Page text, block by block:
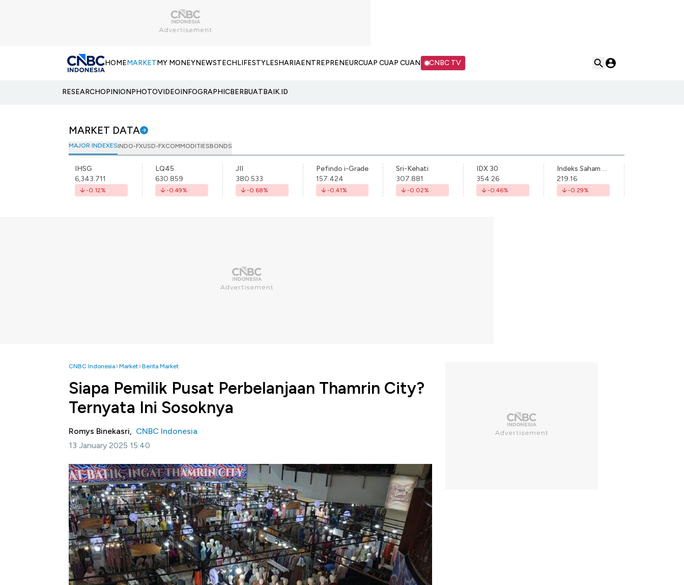
HOMEMARKETMY MONEYNEWSTECHLIFESTYLESHARIAENTREPRENEURCUAP CUAP CUAN CNBC TV
RESEARCHOPINIONPHOTOVIDEOINFOGRAPHICBERBUATBAIK.ID
MARKET DATA
MAJOR INDEXESINDO-FXUSD-FXCOMMODITIESBONDS
IHSG
6,343.711
-0.12%
LQ45
630.859
-0.49%
JII
380.533
-0.68%
Pefindo i-Grade
157.424
-0.41%
Sri-Kehati
307.881
-0.02%
IDX 30
354.26
-0.46%
Indeks Saham Syariah Indonesia
219.16
-0.29%
CNBC Indonesia Market Berita Market
Siapa Pemilik Pusat Perbelanjaan Thamrin City?
Ternyata Ini Sosoknya
Romys Binekasri, CNBC Indonesia
13 January 2025 15:40